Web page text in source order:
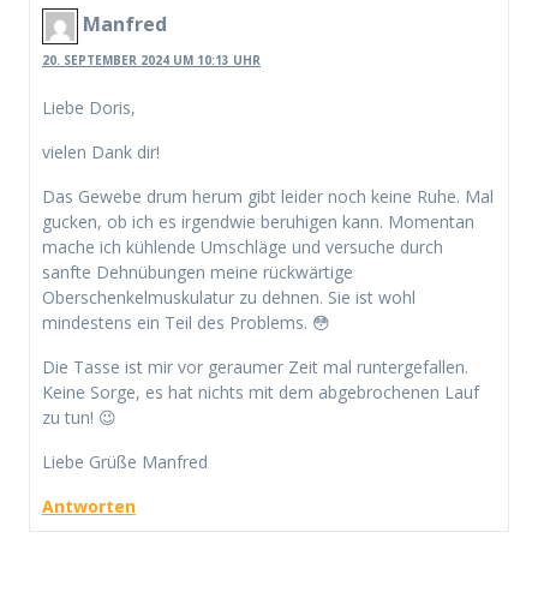
Manfred
20. SEPTEMBER 2024 UM 10:13 UHR
Liebe Doris,
vielen Dank dir!
Das Gewebe drum herum gibt leider noch keine Ruhe. Mal
gucken, ob ich es irgendwie beruhigen kann. Momentan
mache ich kühlende Umschläge und versuche durch
sanfte Dehnübungen meine rückwärtige
Oberschenkelmuskulatur zu dehnen. Sie ist wohl
mindestens ein Teil des Problems. 😳
Die Tasse ist mir vor geraumer Zeit mal runtergefallen.
Keine Sorge, es hat nichts mit dem abgebrochenen Lauf
zu tun! 😉
Liebe Grüße Manfred
Antworten